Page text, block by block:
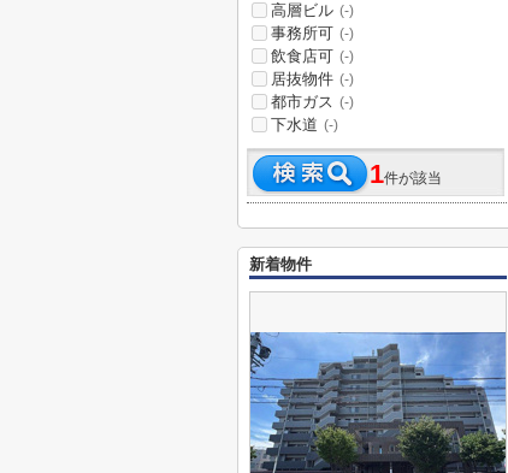
高層ビル (-)
事務所可 (-)
飲食店可 (-)
居抜物件 (-)
都市ガス (-)
下水道 (-)
1件が該当
新着物件